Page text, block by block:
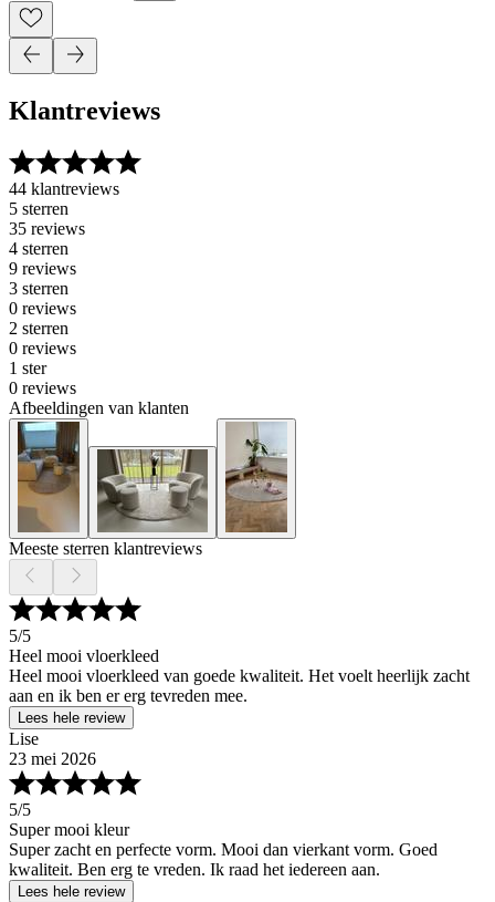
Klantreviews
44 klantreviews
5 sterren
35 reviews
4 sterren
9 reviews
3 sterren
0 reviews
2 sterren
0 reviews
1 ster
0 reviews
Afbeeldingen van klanten
Meeste sterren klantreviews
5/5
Heel mooi vloerkleed
Heel mooi vloerkleed van goede kwaliteit. Het voelt heerlijk zacht
aan en ik ben er erg tevreden mee.
Lees hele review
Lise
23 mei 2026
5/5
Super mooi kleur
Super zacht en perfecte vorm. Mooi dan vierkant vorm. Goed
kwaliteit. Ben erg te vreden. Ik raad het iedereen aan.
Lees hele review